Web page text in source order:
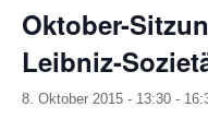
Oktober-
Leibniz-
8. Oktober 2015 - 13:30 -